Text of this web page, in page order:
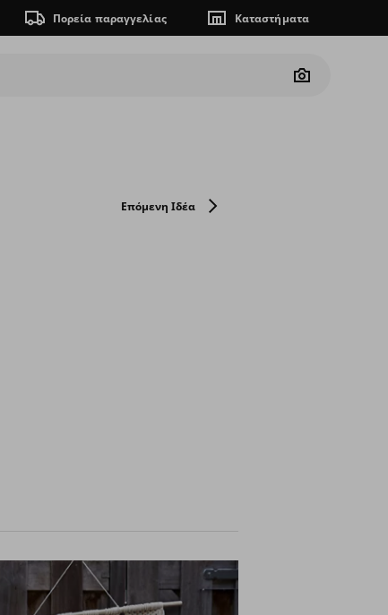
Πορεία παραγγελίας Καταστήματα
Camera
Επόμενη Ιδέα